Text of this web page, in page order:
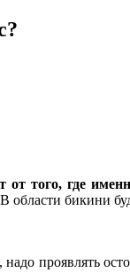
того, где
бикини
проявлять